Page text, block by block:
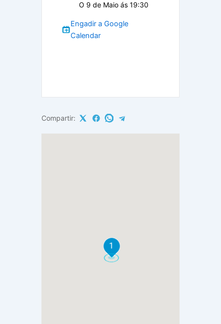
O 9 de Maio ás 19:30
Engadir a Google
Calendar
Compartir:
1